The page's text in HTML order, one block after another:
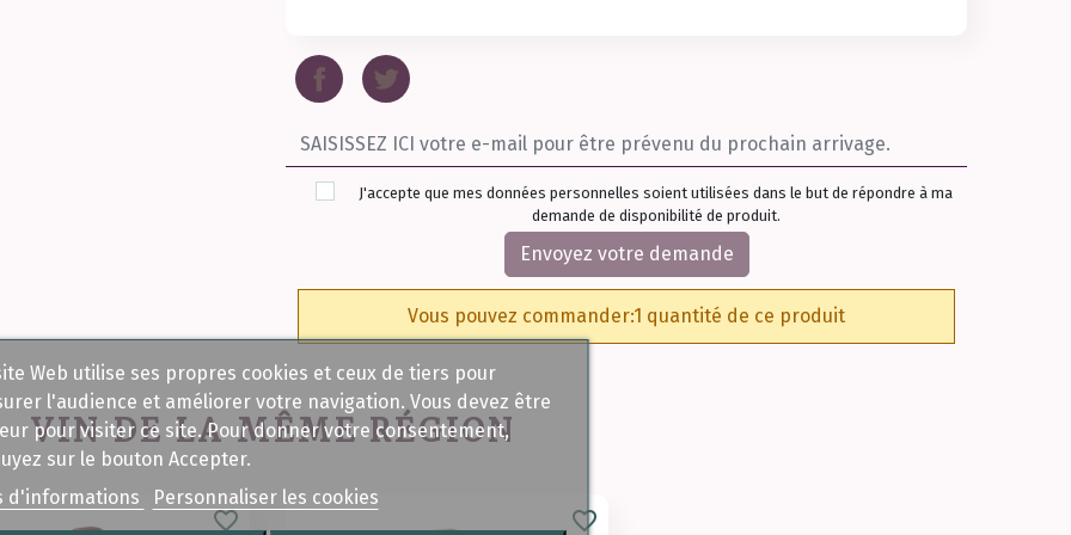
J'accepte que mes données personnelles soient utilisées dans le but de répondre à ma
demande de disponibilité de produit.
Envoyez votre demande
Vous pouvez commander:1 quantité de ce produit
VIN DE LA MÊME RÉGION
favorite_border favorite_border
Web utilise ses propres cookies et ceux de tiers pour
l'audience et améliorer votre navigation. Vous devez être
pour visiter ce site. Pour donner votre consentement,
sur le bouton Accepter.
d'informations
Personnaliser les cookies